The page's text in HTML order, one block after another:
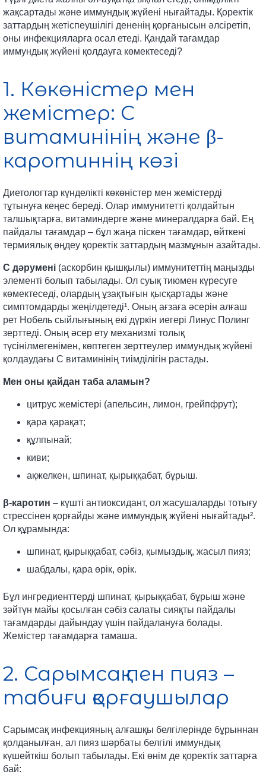
жақсартады және иммундық жүйені нығайтады. Қоректік
заттардың жетіспеушілігі дененің қорғанысын әлсіретіп,
оны инфекцияларға осал етеді. Қандай тағамдар
иммундық жүйені қолдауға көмектеседі?
1. Көкөністер мен
жемістер: С
витаминінің және β-
каротиннің көзі
Диетологтар күнделікті көкөністер мен жемістерді
тұтынуға кеңес береді. Олар иммунитетті қолдайтын
талшықтарға, витаминдерге және минералдарға бай. Ең
пайдалы тағамдар – бұл жаңа піскен тағамдар, өйткені
термиялық өңдеу қоректік заттардың мазмұнын азайтады.
С дәрумені (аскорбин қышқылы) иммунитеттің маңызды
элементі болып табылады. Ол суық тиюмен күресуге
көмектеседі, олардың ұзақтығын қысқартады және
симптомдарды жеңілдетеді¹. Оның ағзаға әсерін алғаш
рет Нобель сыйлығының екі дүркін иегері Линус Полинг
зерттеді. Оның әсер ету механизмі толық
түсінілмегенімен, көптеген зерттеулер иммундық жүйені
қолдаудағы С витаминінің тиімділігін растады.
Мен оны қайдан таба аламын?
цитрус жемістері (апельсин, лимон, грейпфрут);
қара қарақат;
құлпынай;
киви;
ақжелкен, шпинат, қырыққабат, бұрыш.
β-каротин – күшті антиоксидант, ол жасушаларды тотығу
стрессінен қорғайды және иммундық жүйені нығайтады².
Ол құрамында:
шпинат, қырыққабат, сәбіз, қымыздық, жасыл пияз;
шабдалы, қара өрік, өрік.
Бұл ингредиенттерді шпинат, қырыққабат, бұрыш және
зәйтүн майы қосылған сәбіз салаты сияқты пайдалы
тағамдарды дайындау үшін пайдалануға болады.
Жемістер тағамдарға тамаша.
2. Сарымсақ пен пияз –
табиғи қорғаушылар
Сарымсақ инфекцияның алғашқы белгілерінде бұрыннан
қолданылған, ал пияз шәрбаты белгілі иммундық
күшейткіш болып табылады. Екі өнім де қоректік заттарға
бай: